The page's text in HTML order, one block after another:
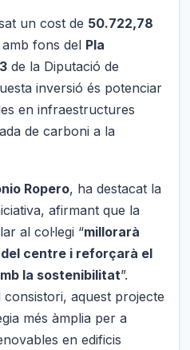
un cost de 50.722,78
fons del Pla
de la Diputació de
inversió és potenciar
en infraestructures
de carboni a la
Ropero, ha destacat la
afirmant que la
al col·legi “millorarà
centre i reforçarà el
la sostenibilitat”.
consistori, aquest projecte
més àmplia per a
en edificis